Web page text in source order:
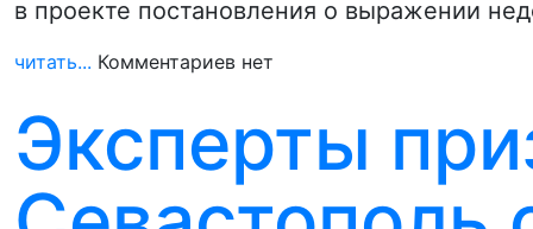
в проекте постановления о выражении
читать... Комментариев нет
Эксперты